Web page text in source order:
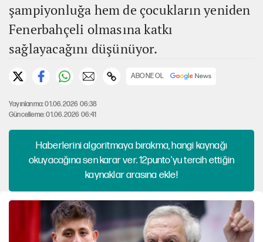
şampiyonluğa hem de çocukların yeniden
Fenerbahçeli olmasına katkı
sağlayacağını düşünüyor.
ABONE OL
Yayınlanma: 01.06.2026 06:38
Güncelleme: 01.06.2026 06:41
Haberlerini algoritmaya bırakma, hangi kaynağı
okuyacağına sen karar ver. 12punto'yu tercih ettiğin
kaynaklar arasına ekle!